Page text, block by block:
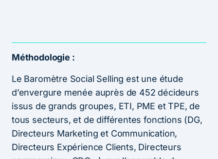
Méthodologie :
Le Baromètre Social Selling est une étude
d’envergure menée auprès de 452 décideurs
issus de grands groupes, ETI, PME et TPE, de
tous secteurs, et de différentes fonctions (DG,
Directeurs Marketing et Communication,
Directeurs Expérience Clients, Directeurs